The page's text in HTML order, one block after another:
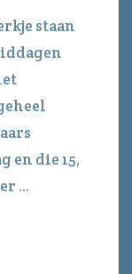
staan
en die 15,
...